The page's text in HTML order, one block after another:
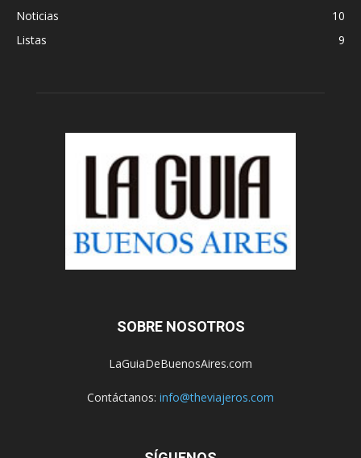
Noticias
10
Listas
9
SOBRE NOSOTROS
LaGuiaDeBuenosAires.com
Contáctanos: info@theviajeros.com